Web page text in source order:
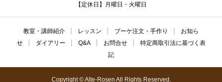
【定休日】月曜日・火曜日
教室・講師紹介 レッスン ブーケ注文・手作り
お知ら
せ
ダイアリー Q&A お問合せ
特定商取引法に基づく表
記
Copyright © Alte-Rosen All Rights Reserved.